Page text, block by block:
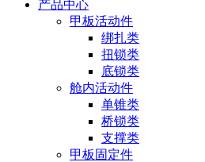
产品中心
甲板活动件
绑扎类
扭锁类
底锁类
舱内活动件
单锥类
桥锁类
支撑类
甲板固定件